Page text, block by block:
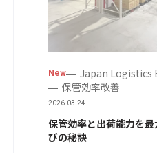
New
Japan Logistics
保管効率改善
2026.03.24
保管効率と出荷能力を
びの秘訣